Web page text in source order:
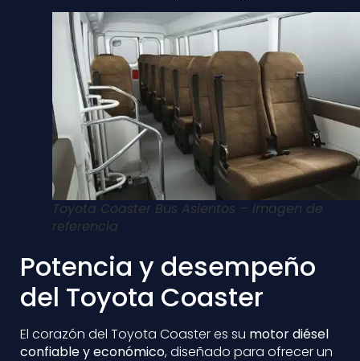
Toyota Coaster Bus Asientos – Imagen de
referencia
Potencia y desempeño
del Toyota Coaster
El corazón del Toyota Coaster es su motor diésel
confiable y económico, diseñado para ofrecer un